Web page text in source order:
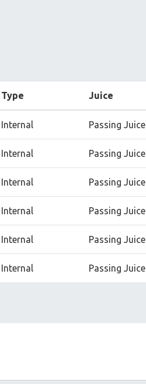
Type Juice
Internal Passing Juice
Internal Passing Juice
Internal Passing Juice
Internal Passing Juice
Internal Passing Juice
Internal Passing Juice